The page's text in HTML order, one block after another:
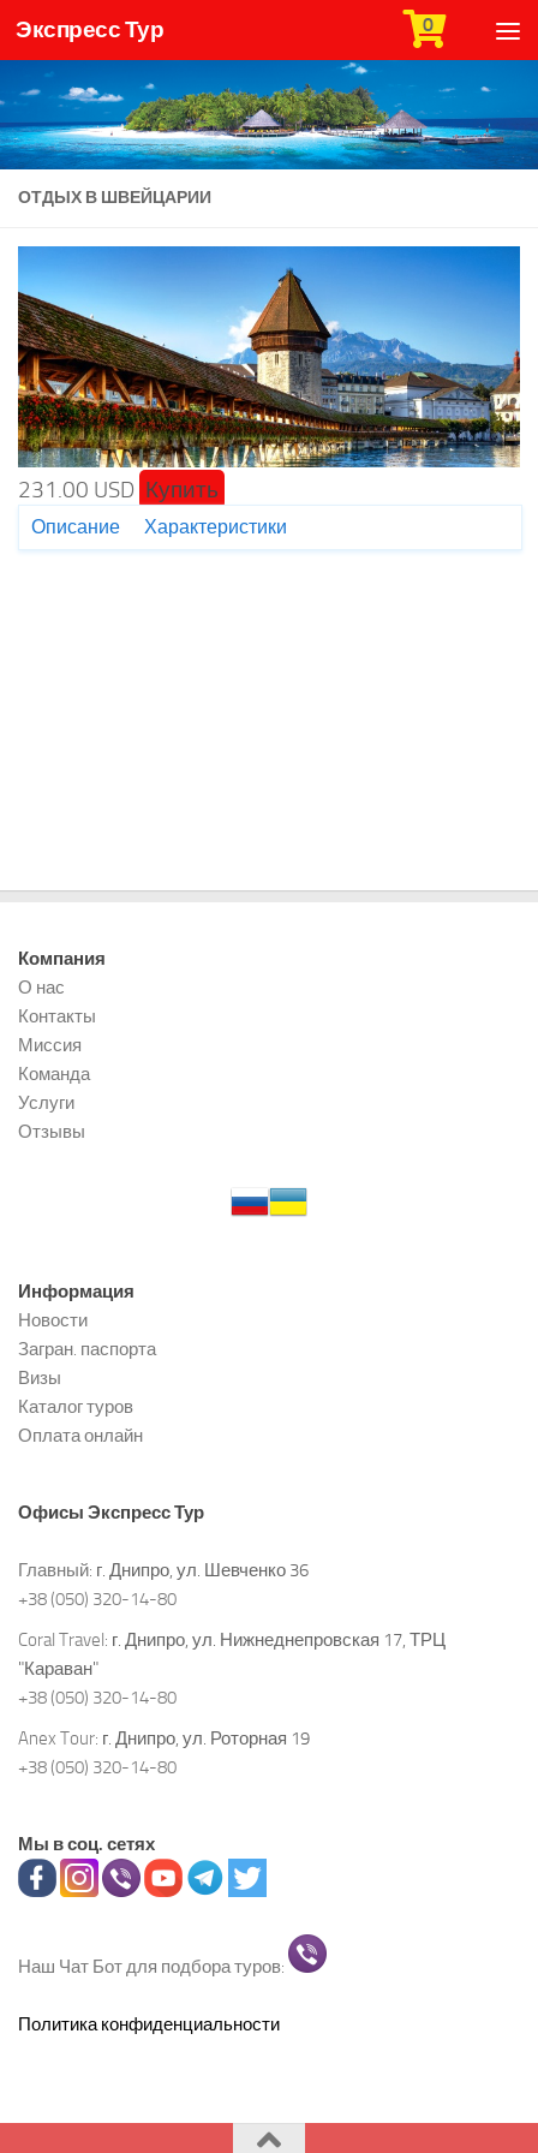
Skip to content
Экспресс Тур 0
ОТДЫХ В ШВЕЙЦАРИИ
231.00 USD Купить
Описание Характеристики
Компания
О нас
Контакты
Миссия
Команда
Услуги
Отзывы
Информация
Новости
Загран. паспорта
Визы
Каталог туров
Оплата онлайн
Офисы Экспресс Тур
Главный: г. Днипро, ул. Шевченко 36
+38 (050) 320-14-80
Coral Travel: г. Днипро, ул. Нижнеднепровская 17, ТРЦ
"Караван"
+38 (050) 320-14-80
Anex Tour: г. Днипро, ул. Роторная 19
+38 (050) 320-14-80
Мы в соц. сетях
Наш Чат Бот для подбора туров:
Политика конфиденциальности